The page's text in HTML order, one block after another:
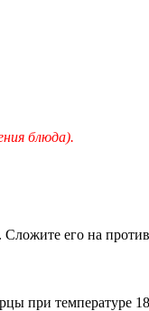
блюда).
его на
при температуре